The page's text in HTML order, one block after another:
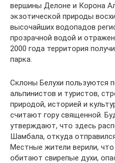
вершины Делоне и Корона
экзотической природы
высочайших водопадов
прозрачной водой и
2000 года территория
парка.
Склоны Белухи пользуются
альпинистов и туристов,
природой, историей и
считают гору священной.
утверждают, что здесь
Шамбала, откуда
Местные жители верили,
обитают свирепые духи,